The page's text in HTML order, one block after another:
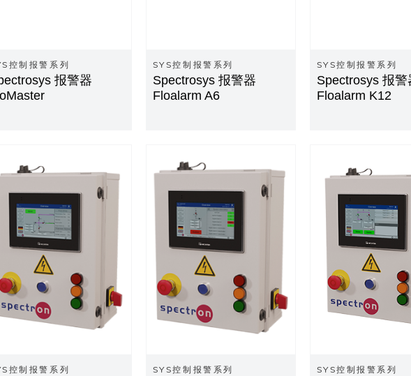
控制报警系列
报警器
SYS控制报警系列
Spectrosys 报警器
Floalarm A6
SYS控制报警系列
Spectrosys 报警
Floalarm K12
控制报警系列 SYS控制报警系列 SYS控制报警系列